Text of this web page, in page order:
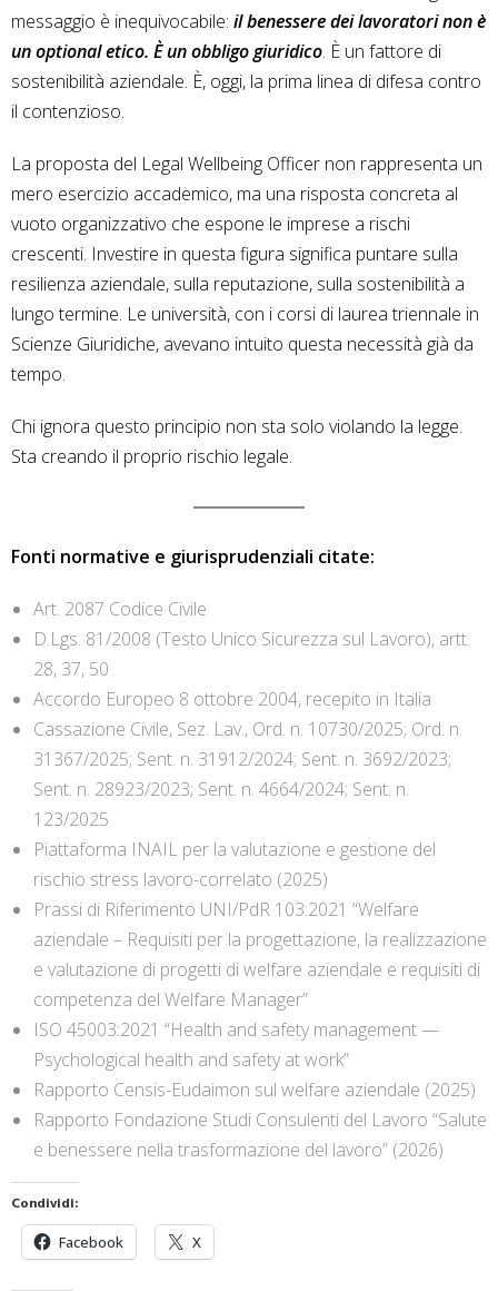
messaggio è inequivocabile: il benessere dei lavoratori non è
un optional etico. È un obbligo giuridico. È un fattore di
sostenibilità aziendale. È, oggi, la prima linea di difesa contro
il contenzioso.
La proposta del Legal Wellbeing Officer non rappresenta un
mero esercizio accademico, ma una risposta concreta al
vuoto organizzativo che espone le imprese a rischi
crescenti. Investire in questa figura significa puntare sulla
resilienza aziendale, sulla reputazione, sulla sostenibilità a
lungo termine. Le università, con i corsi di laurea triennale in
Scienze Giuridiche, avevano intuito questa necessità già da
tempo.
Chi ignora questo principio non sta solo violando la legge.
Sta creando il proprio rischio legale.
Fonti normative e giurisprudenziali citate:
Art. 2087 Codice Civile
D.Lgs. 81/2008 (Testo Unico Sicurezza sul Lavoro), artt.
28, 37, 50
Accordo Europeo 8 ottobre 2004, recepito in Italia
Cassazione Civile, Sez. Lav., Ord. n. 10730/2025; Ord. n.
31367/2025; Sent. n. 31912/2024; Sent. n. 3692/2023;
Sent. n. 28923/2023; Sent. n. 4664/2024; Sent. n.
123/2025
Piattaforma INAIL per la valutazione e gestione del
rischio stress lavoro-correlato (2025)
Prassi di Riferimento UNI/PdR 103:2021 “Welfare
aziendale – Requisiti per la progettazione, la realizzazione
e valutazione di progetti di welfare aziendale e requisiti di
competenza del Welfare Manager”
ISO 45003:2021 “Health and safety management —
Psychological health and safety at work”
Rapporto Censis-Eudaimon sul welfare aziendale (2025)
Rapporto Fondazione Studi Consulenti del Lavoro “Salute
e benessere nella trasformazione del lavoro” (2026)
Condividi:
Facebook X